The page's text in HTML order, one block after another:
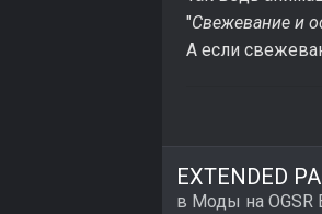
"Свежевание и
А если
EXTENDED
в Моды на OGSR